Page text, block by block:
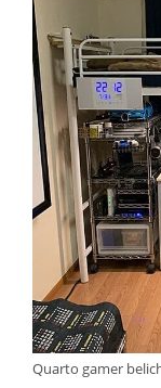
Quarto gamer